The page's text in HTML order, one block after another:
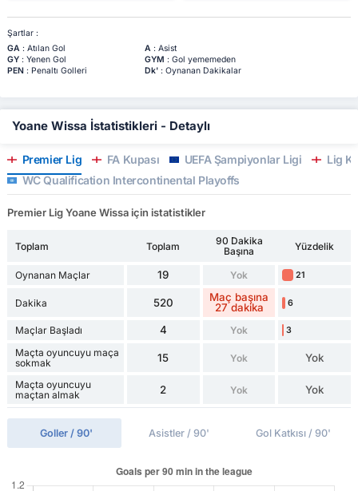
Şartlar :
GA: Atılan Gol A: Asist
GY: Yenen Gol GYM : Gol yememeden
PEN: Penaltı Golleri Dk': Oynanan Dakikalar
Yoane Wissa İstatistikleri - Detaylı
Premier Lig FA Kupası UEFA Şampiyonlar Ligi
Lig
WC Qualification Intercontinental Playoffs
Premier Lig Yoane Wissa için istatistikler
Toplam Toplam
90 Dakika
Başına
Yüzdelik
Oynanan Maçlar 19 Yok 21
Dakika 520
Maç başına
27 dakika
6
Maçlar Başladı 4 Yok 3
Maçta oyuncuyu maça
sokmak
15 Yok Yok
Maçta oyuncuyu
maçtan almak
2 Yok Yok
Goller / 90' Asistler / 90' Gol Katkısı / 90'